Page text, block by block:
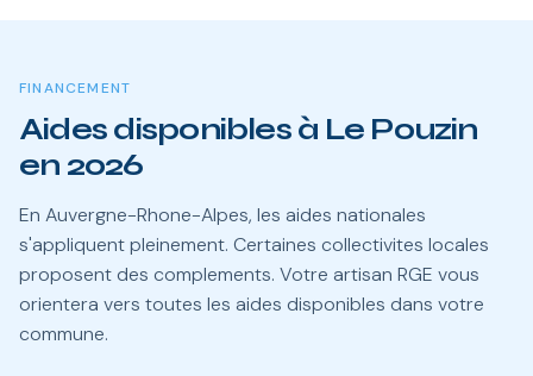
FINANCEMENT
Aides disponibles à Le Pouzin
en 2026
En Auvergne-Rhone-Alpes, les aides nationales
s'appliquent pleinement. Certaines collectivites locales
proposent des complements. Votre artisan RGE vous
orientera vers toutes les aides disponibles dans votre
commune.